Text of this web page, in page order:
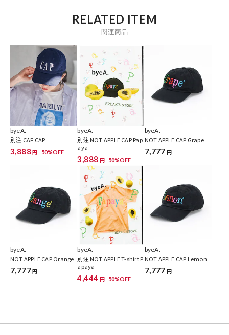
ブランド説明
【byeA. / バイエー】
L’ECHOPPEのアシスタントバイヤーを経て、現在フリーランスディレ
クターとして活躍する石黒晴輝氏が手がけるブランド。
既存の慣習やセオリーとは距離を置き、直感を大事にしている。
RELATED ITEM
関連商品
byeA.
別注 CAF CAP
3,888円 50%OFF
byeA.
別注 NOT APPLE CAP Pap
aya
3,888 円 50%OFF
byeA.
NOT APPLE CAP Grape
7,777 円
byeA.
NOT APPLE CAP Orange
7,777 円
byeA.
別注 NOT APPLE T-shirt P
apaya
4,444 円 50%OFF
byeA.
NOT APPLE CAP Lemon
7,777 円